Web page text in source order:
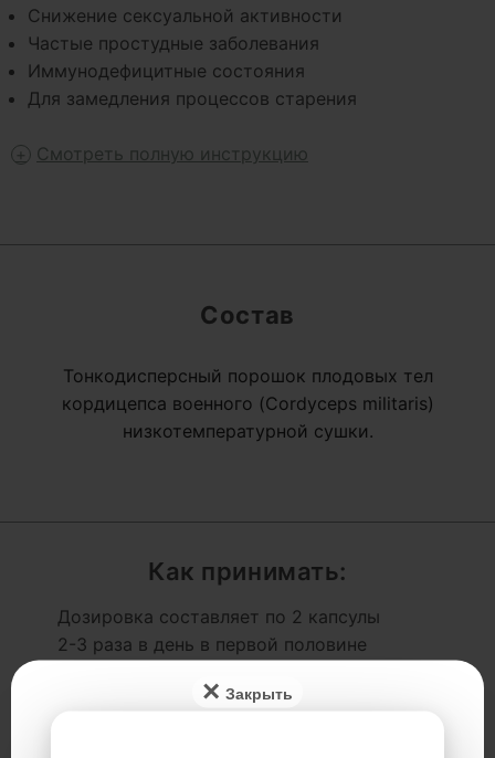
×
Снижение сексуальной активности
Частые простудные заболевания
Иммунодефицитные состояния
Для замедления процессов старения
Смотреть полную инструкцию
Как принимать:
Дозировка составляет по 2 капсулы
2-3 раза в день в первой половине
между приёмами пищи.
Состав
Тонкодисперсный порошок плодовых тел
кордицепса военного (Cordyceps militaris)
низкотемпературной сушки.